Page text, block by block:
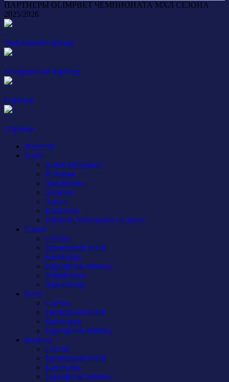
ПАРТНЕРЫ OLIMPBET ЧЕМПИОНАТА МХЛ СЕЗОНА
2025/2026
Титульный партнер
Генеральный партнер
Партнер
Партнер
Новости
Клуб
Администрация
История
Документы
Закупки
Арена
Контакты
Правила поведения на арене
Сокол
Состав
Тренерский штаб
Календарь
Турнирная таблица
Атрибутика
Фан-сектор
Рыси
Состав
Тренерский штаб
Календарь
Турнирная таблица
Бирюса
Состав
Тренерский штаб
Календарь
Турнирная таблица